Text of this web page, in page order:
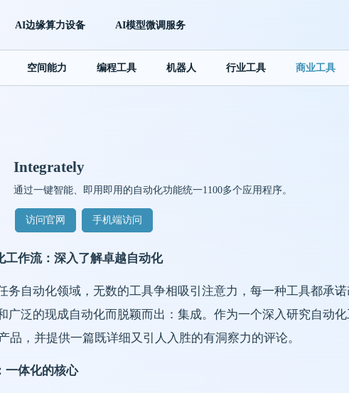
AI边缘算力设备 AI模型微调服务
空间能力 编程工具 机器人 行业工具 商业工具
Integrately
通过一键智能、即用即用的自动化功能统一1100多个应用程序。
访问官网 手机端访问
工作流：深入了解卓越自动化
务自动化领域，无数的工具争相吸引注意力，每一种工具都承
广泛的现成自动化而脱颖而出：集成。作为一个深入研究自动
品，并提供一篇既详细又引人入胜的有洞察力的评论。
一体化的核心